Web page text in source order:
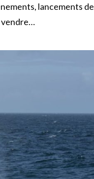
lancements de
vendre…